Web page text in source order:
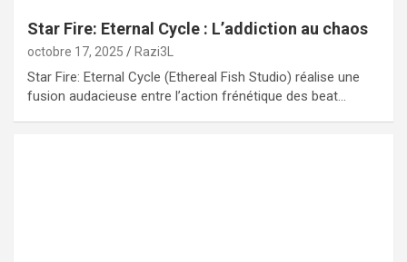
Star Fire: Eternal Cycle : L’addiction au chaos
octobre 17, 2025 Razi3L
Star Fire: Eternal Cycle (Ethereal Fish Studio) réalise une
fusion audacieuse entre l’action frénétique des beat…